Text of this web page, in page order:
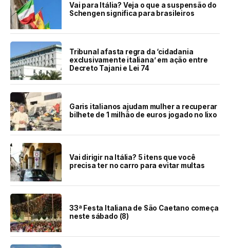
Vai para Itália? Veja o que a suspensão do
Schengen significa para brasileiros
Tribunal afasta regra da ‘cidadania
exclusivamente italiana’ em ação entre
Decreto Tajani e Lei 74
Garis italianos ajudam mulher a recuperar
bilhete de 1 milhão de euros jogado no lixo
Vai dirigir na Itália? 5 itens que você
precisa ter no carro para evitar multas
33ª Festa Italiana de São Caetano começa
neste sábado (8)